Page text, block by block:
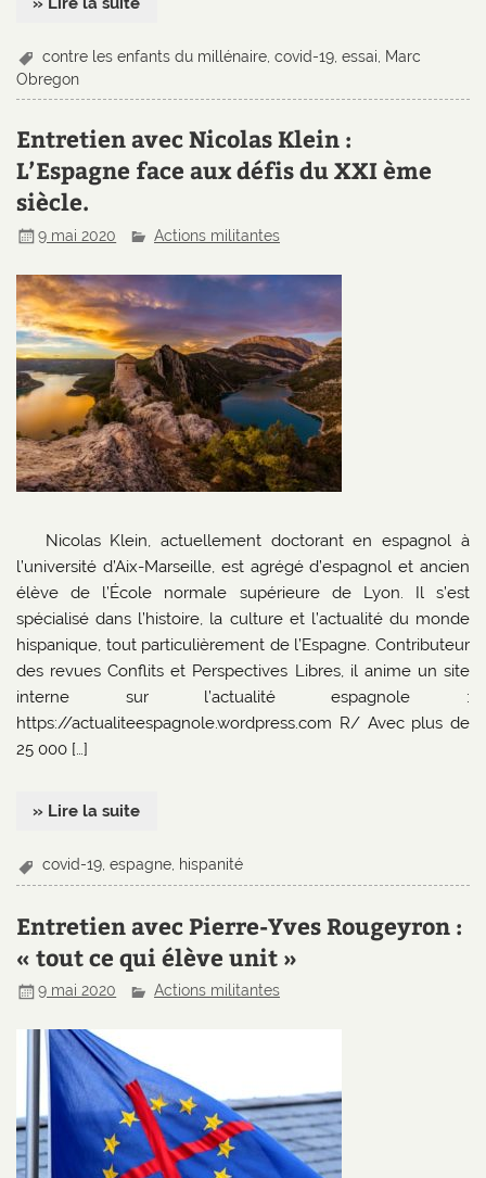
contre les enfants du millénaire ,covid-19 ,essai
Marc
Obregon
Entretien avec Nicolas Klein :
L’Espagne face aux défis du XXI ème
siècle.
9 mai 2020 Actions militantes
Nicolas Klein, actuellement doctorant en espagnol à
l’université d’Aix-Marseille, est agrégé d’espagnol et ancien
élève de l’École normale supérieure de Lyon. Il s’est
spécialisé dans l’histoire, la culture et l’actualité du monde
hispanique, tout particulièrement de l’Espagne. Contributeur
des revues Conflits et Perspectives Libres, il anime un site
interne sur l’actualité espagnole :
https://actualiteespagnole.wordpress.com R/ Avec plus de
25 000 […]
» Lire la suite
covid-19 ,espagne hispanité
Entretien avec Pierre-Yves Rougeyron :
« tout ce qui élève unit »
9 mai 2020 Actions militantes